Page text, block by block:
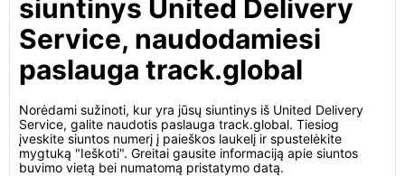
siuntinys United Delivery
Service, naudodamiesi
paslauga track.global
Norėdami sužinoti, kur yra jūsų siuntinys iš United Delivery
Service, galite naudotis paslauga track.global. Tiesiog
įveskite siuntos numerį į paieškos laukelį ir spustelėkite
mygtuką "Ieškoti". Greitai gausite informaciją apie siuntos
buvimo vietą bei numatomą pristatymo datą.